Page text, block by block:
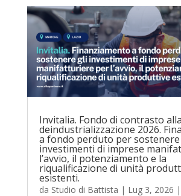
Invitalia. Fondo di contrasto alla
deindustrializzazione 2026.
a fondo perduto per
investimenti di imprese
l’avvio, il potenziamento e la
riqualificazione di unità
esistenti.
da Studio di Battista | Lug 3, 2026 |